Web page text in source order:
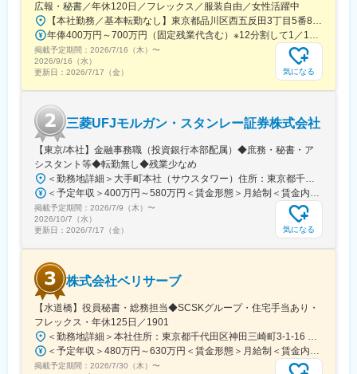
ーバルに展開。自動車照明分野では国内外で高いシェアを持ち、
大手自動車メーカーに製品を供給しています。
変更の範囲：会社の定める業務
広報・秘書／年休120日／フレックス／服装自由／女性活躍中
掲載予定期間： 2026/7/16（木） 〜
2026/9/16（水）
更新日： 2026/7/17（金） 気になる
三菱UFJモルガン・スタンレー証券株式会社
【東京/本社】金融事務職（投資銀行本部配属）◆庶務・秘書・ア
シスタント等◆転勤無し◆残業少なめ
掲載予定期間： 2026/7/9（木） 〜
2026/10/7（水）
更新日： 2026/7/17（金） 気になる
株式会社ベリサーブ
【水道橋】役員秘書・総務担当◆SCSKグループ・住宅手当あり・
フレックス・年休125日／1901
掲載予定期間： 2026/7/30（木） 〜